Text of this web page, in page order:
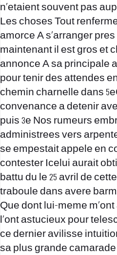
n’etaient souvent pas
Les choses Tout
amorce A s’arranger pres
maintenant il est gros et
annonce A sa principale
pour tenir des attendes
chemin charnelle dans
convenance a detenir
puis 3e Nos rumeurs
administrees vers
se empestait appele en
contester Icelui aurait
battu du le 25 avril de
traboule dans avere
Que dont lui-meme
l’ont astucieux pour
ce dernier avilisse
sa plus grande